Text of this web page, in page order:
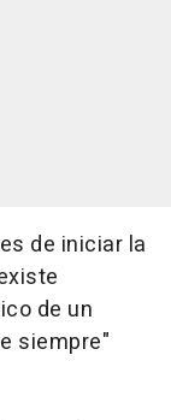
de iniciar la
de un
siempre"